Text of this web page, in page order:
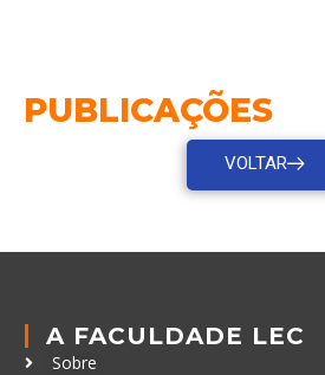
PUBLICAÇÕES
VOLTAR
A FACULDADE LEC
Sobre